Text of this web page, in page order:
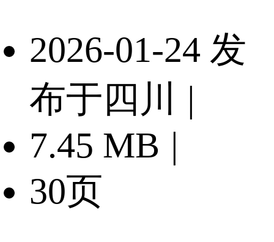
2026-01-24 发
布于四川
|
7.45 MB |
30页